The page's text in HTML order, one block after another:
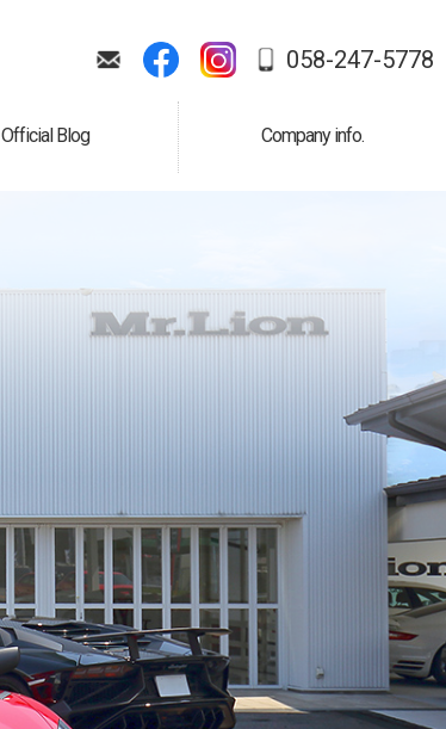
058-247-5778
Official Blog
公式ブログ Company info.
会社案内